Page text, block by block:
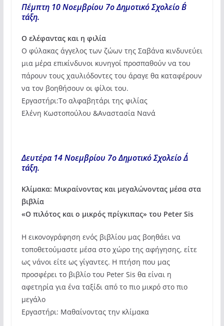
Πέμπτη 10 Νοεμβρίου 7ο Δημοτικό Σχολείο Β΄
τάξη.
Ο ελέφαντας και η φιλία
Ο φύλακας άγγελος των ζώων της Σαβάνα κινδυνεύει
μια μέρα επικίνδυνοι κυνηγοί προσπαθούν να του
πάρουν τους χαυλιόδοντες του άραγε θα καταφέρουν
να τον βοηθήσουν οι φίλοι του.
Εργαστήρι:Το αλφαβητάρι της φιλίας
Ελένη Κωστοπούλου &Αναστασία Νανά
Δευτέρα 14 Νοεμβρίου 7ο Δημοτικό Σχολείο Δ΄
τάξη.
Κλίμακα: Μικραίνοντας και μεγαλώνοντας μέσα στα
βιβλία
«Ο πιλότος και ο μικρός πρίγκιπας» του Peter Sis
Η εικονογράφηση ενός βιβλίου μας βοηθάει να
τοποθετούμαστε μέσα στο χώρο της αφήγησης, είτε
ως νάνοι είτε ως γίγαντες. Η πτήση που μας
προσφέρει το βιβλίο του Peter Sis θα είναι η
αφετηρία για ένα ταξίδι από το πιο μικρό στο πιο
μεγάλο
Εργαστήρι: Μαθαίνοντας την κλίμακα